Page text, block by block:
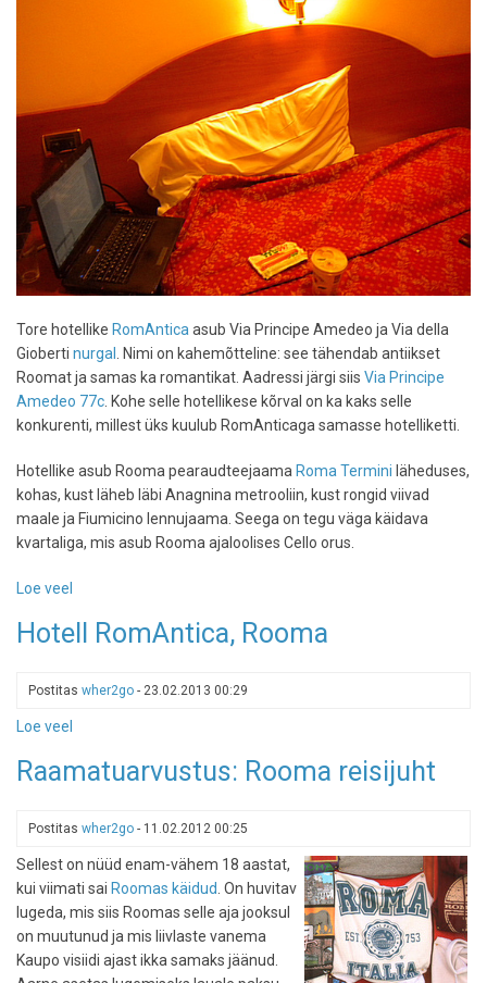
Emona
Aqueductus
Tore hotellike RomAnticaasub Via Principe Amedeo ja Via della
Gioberti nurgal . Nimi on kahemõtteline: see tähendab antiikset
Roomat ja samas ka romantikat. Aadressi järgi siis Via Principe
Amedeo 77c. Kohe selle hotellikese kõrval on ka kaks selle
konkurenti, millest üks kuulub RomAnticaga samasse hotelliketti.
Hotellike asub Rooma pearaudteejaama Roma Termini läheduses,
kohas, kust läheb läbi Anagnina metrooliin, kust rongid viivad
maale ja Fiumicino lennujaama. Seega on tegu väga käidava
kvartaliga, mis asub Rooma ajaloolises Cello orus.
Loe veel
Mõnus
Via
Hotell RomAntica, Rooma
Postitas wher2go - 23.02.2013 00:29
Loe veel
RomAntica,
Raamatuarvustus: Rooma reisijuht
Postitas wher2go - 11.02.2012 00:25
Sellest on nüüd enam-vähem 18 aastat,
kui viimati sai Roomas käidud. On huvitav
lugeda, mis siis Roomas selle aja jooksul
on muutunud ja mis liivlaste vanema
Kaupo visiidi ajast ikka samaks jäänud.